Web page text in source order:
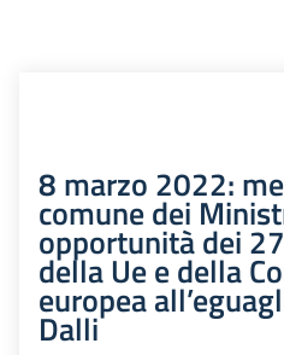
8 marzo 2022:
comune dei
opportunità dei
della Ue e della
europea
Dalli